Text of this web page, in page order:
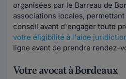
organisées par le Barreau de
associations locales,
conseil avant d'engager toute
votre éligibilité à l'aide
ligne avant de prendre rendez-
Votre avocat à Bordeaux